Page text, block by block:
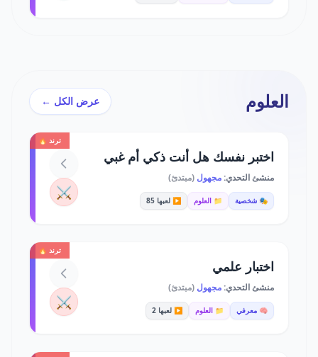
العلوم عرض الكل ←
ترند 🔥
اختبر نفسك هل أنت ذكي أم غبي
منشئ التحدي:مجهول (مبتدئ)
🎭 شخصية 📁 العلوم ▶️ لعبها 85 ⚔️
ترند 🔥
اختبار علمي
منشئ التحدي:مجهول (مبتدئ)
🧠 معرفي 📁 العلوم ▶️ لعبها 2 ⚔️